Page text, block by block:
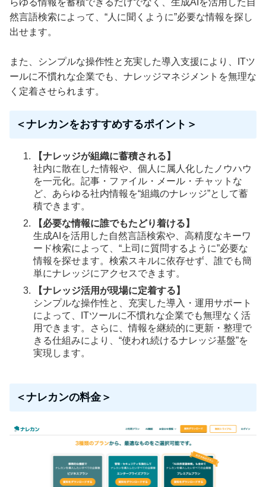
らゆる情報を蓄積できるだけでなく、生成AIを活用した自
然言語検索によって、“人に聞くように”必要な情報を探し
出せます。
また、シンプルな操作性と充実した導入支援により、ITツ
ールに不慣れな企業でも、ナレッジマネジメントを無理な
く定着させられます。
＜ナレカンをおすすめするポイント＞
【ナレッジが組織に蓄積される】
社内に散在した情報や、個人に属人化したノウハウ
を一元化。記事・ファイル・メール・チャットな
ど、あらゆる社内情報を“組織のナレッジ”として蓄
積できます。
【必要な情報に誰でもたどり着ける】
生成AIを活用した自然言語検索や、高精度なキーワ
ード検索によって、“上司に質問するように”必要な
情報を探せます。検索スキルに依存せず、誰でも簡
単にナレッジにアクセスできます。
【ナレッジ活用が現場に定着する】
シンプルな操作性と、充実した導入・運用サポート
によって、ITツールに不慣れな企業でも無理なく活
用できます。さらに、情報を継続的に更新・整理で
きる仕組みにより、“使われ続けるナレッジ基盤”を
実現します。
＜ナレカンの料金＞